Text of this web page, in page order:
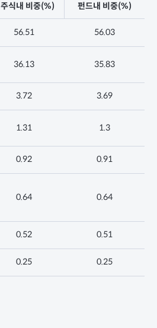
주식내 비중(%)
펀드내 비중(%)
56.51
56.03
36.13 35.83
3.72
3.69
1.31 1.3
0.92
0.91
0.64 0.64
0.52 0.51
0.25 0.25